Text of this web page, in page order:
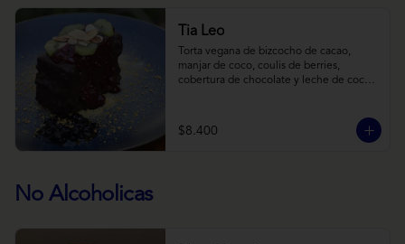
Tia Leo
Torta vegana de bizcocho de cacao,
manjar de coco, coulis de berries,
cobertura de chocolate y leche de coco
$8.400
No Alcoholicas